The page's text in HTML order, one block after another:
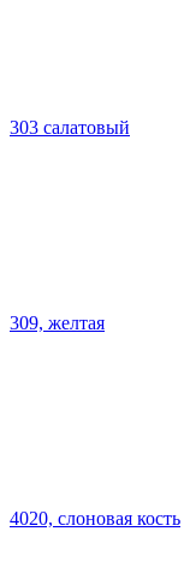
303 салатовый
309, желтая
4020, слоновая кость